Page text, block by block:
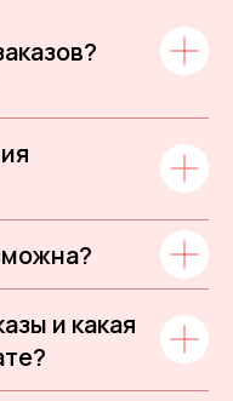
и какая